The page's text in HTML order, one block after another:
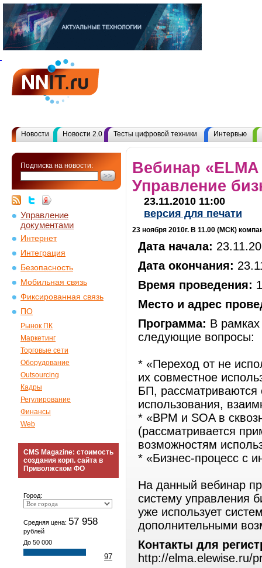
Новости Новости 2.0 Тесты цифровой техники Интервью
Подписка на новости:
Управление
документами
Интернет
Интеграция
Безопасность
Мобильная связь
Фиксированная связь
ПО
Рынок ПК
Маркетинг
Торговые сети
Оборудование
Outsourcing
Кадры
Регулирование
Финансы
Web
CMS Magazine: стоимость
создания корп. сайта в
Приволжском ФО
Город:
Средняя цена: 57 958
рублей
До 50 000
97
Вебинар «ELMA
Управление
23.11.2010 11:00
версия для печати
23 ноября 2010г. В 11.00 (МСК)
Дата начала:
Дата окончания:
Время проведения:
Место и адрес
Программа: В рамках
следующие вопросы:
* «Переход от не
их совместное
БП,
использования,
* «BPM и SOA в
(рассматривается
возможностям
* «Бизнес-процесс с
На данный вебинар
систему управления
уже использует
дополнительными
Контакты для
http://elma.elewise.ru/